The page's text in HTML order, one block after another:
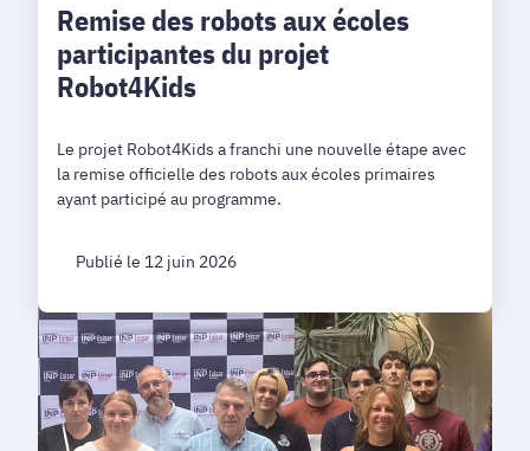
Remise des robots aux écoles
participantes du projet
Robot4Kids
Le projet Robot4Kids a franchi une nouvelle étape avec
la remise officielle des robots aux écoles primaires
ayant participé au programme.
Publié le 12 juin 2026